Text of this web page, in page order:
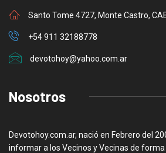
Santo Tome 4727, Monte Castro,
+54 911 32188778
devotohoy@yahoo.com.ar
Nosotros
Devotohoy.com.ar, nació en Febrero del
informar a los Vecinos y Vecinas de forma